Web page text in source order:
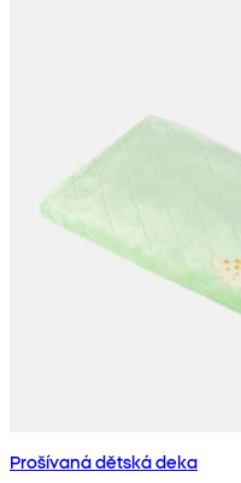
Prošívaná dětská deka